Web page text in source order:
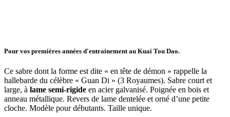
Pour vos premières années d'entrainement au Kuai Tou Dao.
Ce sabre dont la forme est dite « en tête de démon » rappelle la
hallebarde du célèbre « Guan Di » (3 Royaumes). Sabre court et
large, à lame semi-rigide en acier galvanisé. Poignée en bois et
anneau métallique. Revers de lame dentelée et orné d’une petite
cloche. Modèle pour débutants. Taille unique.